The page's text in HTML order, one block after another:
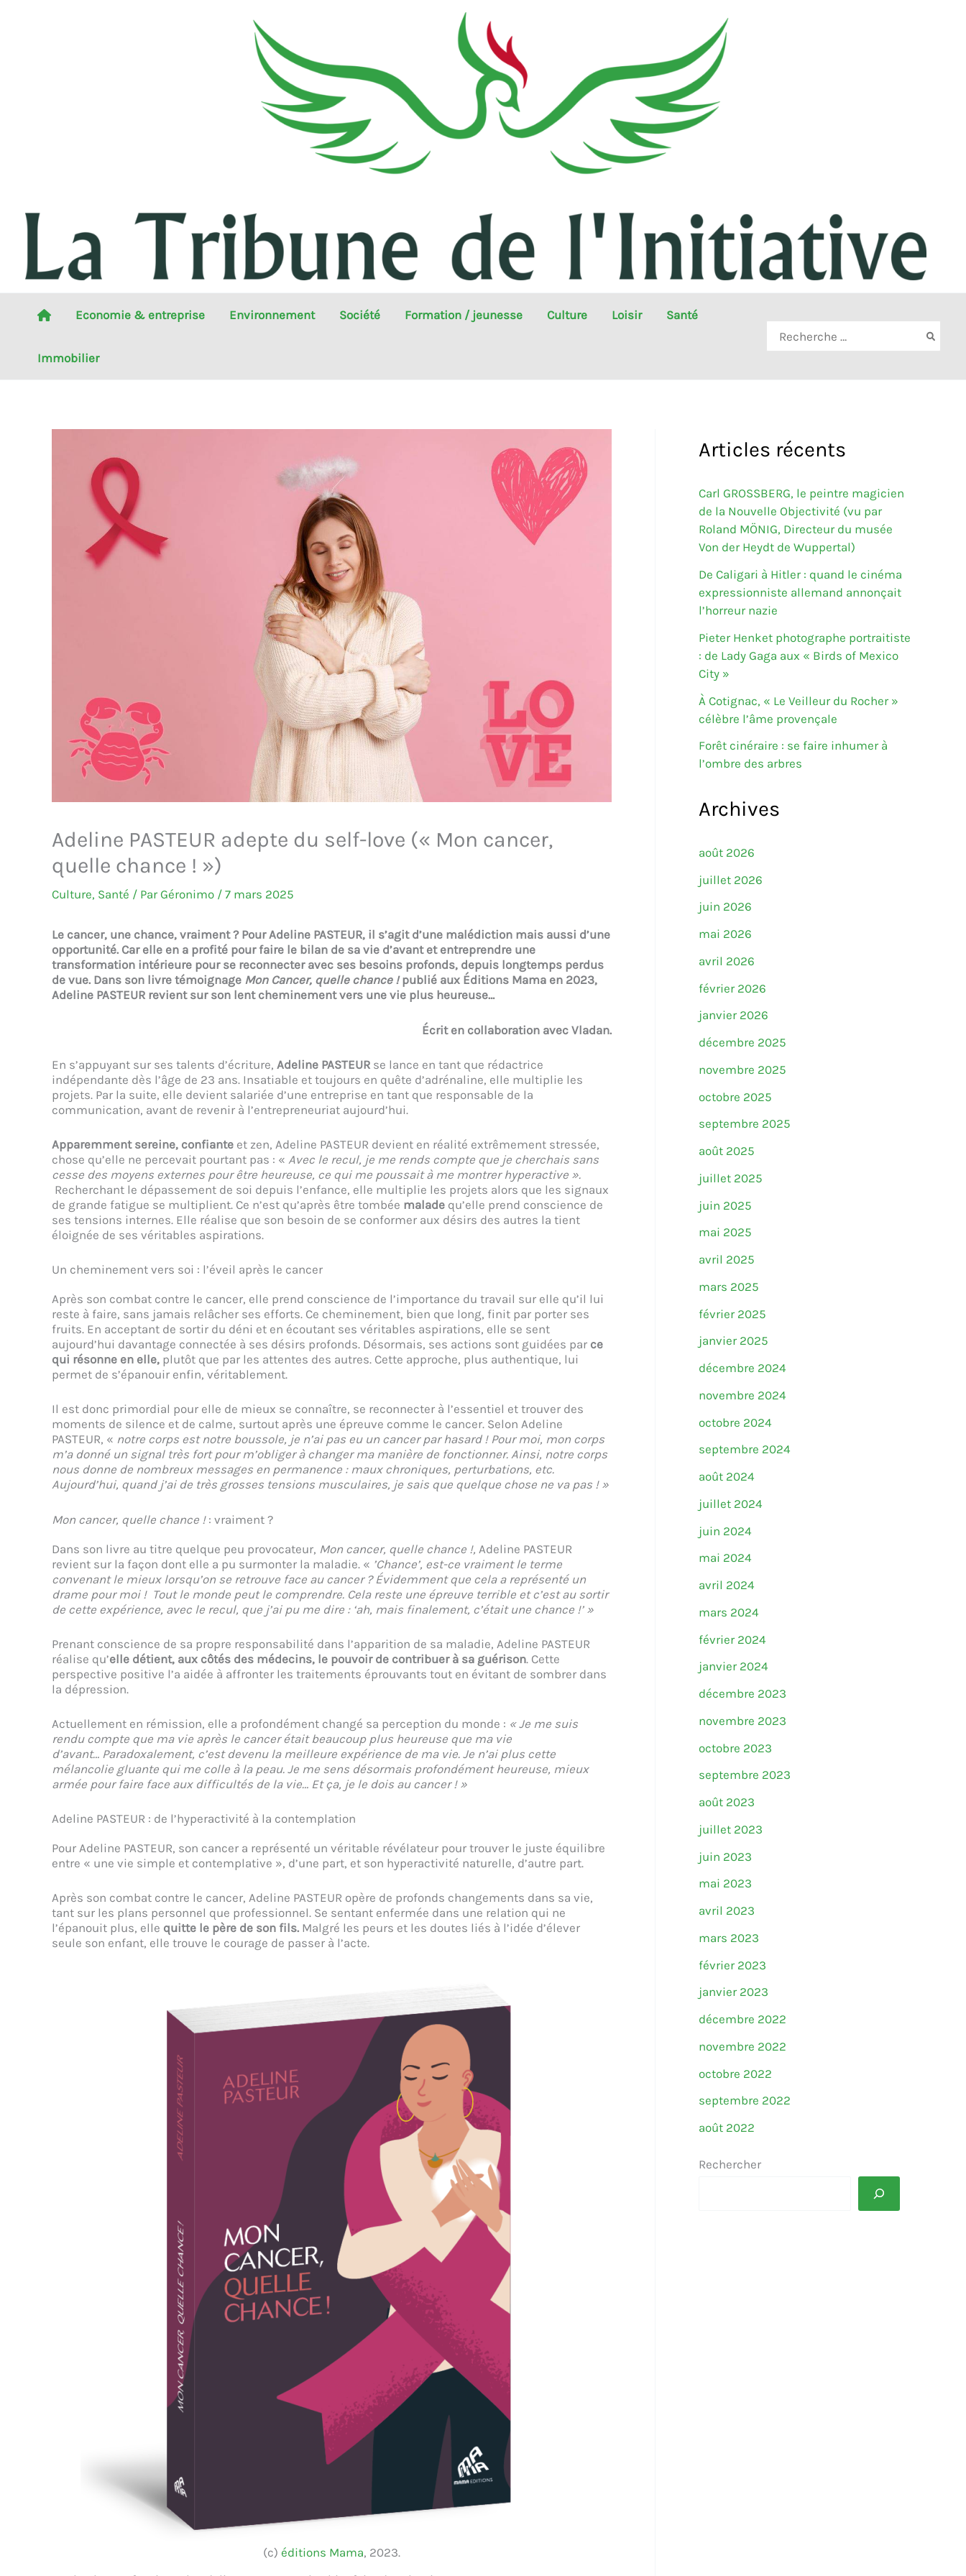
Economie & entreprise Environnement Société Formation / jeunesse Culture Loisir Santé
Immobilier
Adeline PASTEUR adepte du self-love (« Mon cancer,
quelle chance ! »)
Culture, Santé / Par Géronimo / 7 mars 2025
Le cancer, une chance, vraiment ? Pour Adeline PASTEUR, il s’agit d’une malédiction mais aussi d’une
opportunité. Car elle en a profité pour faire le bilan de sa vie d’avant et entreprendre une
transformation intérieure pour se reconnecter avec ses besoins profonds, depuis longtemps perdus
de vue. Dans son livre témoignage Mon Cancer, quelle chance !publié aux Éditions Mama en 2023,
Adeline PASTEUR revient sur son lent cheminement vers une vie plus heureuse…
Écrit en collaboration avec Vladan.
En s’appuyant sur ses talents d’écriture, Adeline PASTEUR se lance en tant que rédactrice
indépendante dès l’âge de 23 ans. Insatiable et toujours en quête d’adrénaline, elle multiplie les
projets. Par la suite, elle devient salariée d’une entreprise en tant que responsable de la
communication, avant de revenir à l’entrepreneuriat aujourd’hui.
Apparemment sereine, confiante et zen, Adeline PASTEUR devient en réalité extrêmement stressée,
chose qu’elle ne percevait pourtant pas : « Avec le recul, je me rends compte que je cherchais sans
cesse des moyens externes pour être heureuse, ce qui me poussait à me montrer hyperactive ».
Recherchant le dépassement de soi depuis l’enfance, elle multiplie les projets alors que les signaux
de grande fatigue se multiplient. Ce n’est qu’après être tombée malade qu’elle prend conscience de
ses tensions internes. Elle réalise que son besoin de se conformer aux désirs des autres la tient
éloignée de ses véritables aspirations.
Un cheminement vers soi : l’éveil après le cancer
Après son combat contre le cancer, elle prend conscience de l’importance du travail sur elle qu’il lui
reste à faire, sans jamais relâcher ses efforts. Ce cheminement, bien que long, finit par porter ses
fruits. En acceptant de sortir du déni et en écoutant ses véritables aspirations, elle se sent
aujourd’hui davantage connectée à ses désirs profonds. Désormais, ses actions sont guidées par ce
qui résonne en elle, plutôt que par les attentes des autres. Cette approche, plus authentique, lui
permet de s’épanouir enfin, véritablement.
Il est donc primordial pour elle de mieux se connaître, se reconnecter à l’essentiel et trouver des
moments de silence et de calme, surtout après une épreuve comme le cancer. Selon Adeline
PASTEUR, « notre corps est notre boussole, je n’ai pas eu un cancer par hasard ! Pour moi, mon corps
m’a donné un signal très fort pour m’obliger à changer ma manière de fonctionner. Ainsi, notre corps
nous donne de nombreux messages en permanence : maux chroniques, perturbations, etc.
Aujourd’hui, quand j’ai de très grosses tensions musculaires, je sais que quelque chose ne va pas ! »
Mon cancer, quelle chance !: vraiment ?
Dans son livre au titre quelque peu provocateur, Mon cancer, quelle chance !, Adeline PASTEUR
revient sur la façon dont elle a pu surmonter la maladie. « ’Chance’, est-ce vraiment le terme
convenant le mieux lorsqu’on se retrouve face au cancer ? Évidemment que cela a représenté un
drame pour moi ! Tout le monde peut le comprendre. Cela reste une épreuve terrible et c’est au sortir
de cette expérience, avec le recul, que j’ai pu me dire : ‘ah, mais finalement, c’était une chance !’ »
Prenant conscience de sa propre responsabilité dans l’apparition de sa maladie, Adeline PASTEUR
réalise qu’elle détient, aux côtés des médecins, le pouvoir de contribuer à sa guérison. Cette
perspective positive l’a aidée à affronter les traitements éprouvants tout en évitant de sombrer dans
la dépression.
Actuellement en rémission, elle a profondément changé sa perception du monde : « Je me suis
rendu compte que ma vie après le cancer était beaucoup plus heureuse que ma vie
d’avant… Paradoxalement, c’est devenu la meilleure expérience de ma vie. Je n’ai plus cette
mélancolie gluante qui me colle à la peau. Je me sens désormais profondément heureuse, mieux
armée pour faire face aux difficultés de la vie… Et ça, je le dois au cancer ! »
Adeline PASTEUR : de l’hyperactivité à la contemplation
Pour Adeline PASTEUR, son cancer a représenté un véritable révélateur pour trouver le juste équilibre
entre « une vie simple et contemplative », d’une part, et son hyperactivité naturelle, d’autre part.
Après son combat contre le cancer, Adeline PASTEUR opère de profonds changements dans sa vie,
tant sur les plans personnel que professionnel. Se sentant enfermée dans une relation qui ne
l’épanouit plus, elle quitte le père de son fils. Malgré les peurs et les doutes liés à l’idée d’élever
seule son enfant, elle trouve le courage de passer à l’acte.
(c) éditions Mama, 2023.
Articles récents
Carl GROSSBERG, le peintre magicien
de la Nouvelle Objectivité (vu par
Roland MÖNIG, Directeur du musée
Von der Heydt de Wuppertal)
De Caligari à Hitler : quand le cinéma
expressionniste allemand annonçait
l’horreur nazie
Pieter Henket photographe portraitiste
: de Lady Gaga aux « Birds of Mexico
City »
À Cotignac, « Le Veilleur du Rocher »
célèbre l’âme provençale
Forêt cinéraire : se faire inhumer à
l’ombre des arbres
Archives
août 2026
juillet 2026
juin 2026
mai 2026
avril 2026
février 2026
janvier 2026
décembre 2025
novembre 2025
octobre 2025
septembre 2025
août 2025
juillet 2025
juin 2025
mai 2025
avril 2025
mars 2025
février 2025
janvier 2025
décembre 2024
novembre 2024
octobre 2024
septembre 2024
août 2024
juillet 2024
juin 2024
mai 2024
avril 2024
mars 2024
février 2024
janvier 2024
décembre 2023
novembre 2023
octobre 2023
septembre 2023
août 2023
juillet 2023
juin 2023
mai 2023
avril 2023
mars 2023
février 2023
janvier 2023
décembre 2022
novembre 2022
octobre 2022
septembre 2022
août 2022
Rechercher